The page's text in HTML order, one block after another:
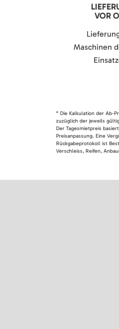
VOR
Maschinen
* Die Kalkulation der Ab-
zuzüglich der jeweils
Der Tagesmietpreis
Preisanpassung. Eine
Rückgabeprotokoll ist
Verschleiss, Reifen,